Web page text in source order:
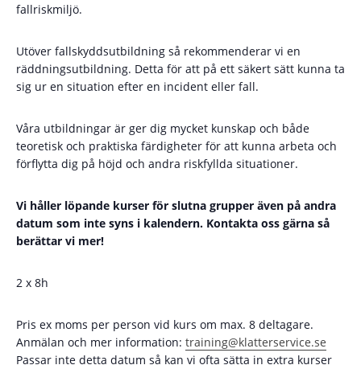
fallriskmiljö.
Utöver fallskyddsutbildning så rekommenderar vi en
räddningsutbildning. Detta för att på ett säkert sätt kunna ta
sig ur en situation efter en incident eller fall.
Våra utbildningar är ger dig mycket kunskap och både
teoretisk och praktiska färdigheter för att kunna arbeta och
förflytta dig på höjd och andra riskfyllda situationer.
Vi håller löpande kurser för slutna grupper även på andra
datum som inte syns i kalendern. Kontakta oss gärna så
berättar vi mer!
2 x 8h
Pris ex moms per person vid kurs om max. 8 deltagare.
Anmälan och mer information: training@klatterservice.se
Passar inte detta datum så kan vi ofta sätta in extra kurser